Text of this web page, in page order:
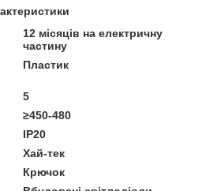
12 місяців на електричну
частину
Пластик
5
≥450-480
IP20
Хай-тек
Крючок